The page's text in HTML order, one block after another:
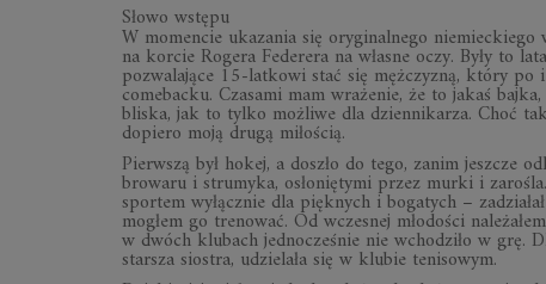
Słowo wstępu
W momencie ukazania się oryginalnego
na korcie Rogera Federera na własne oczy. Były to
pozwalające 15-latkowi stać się mężczyzną, który po
comebacku. Czasami mam wrażenie, że to jakaś
bliska, jak to tylko możliwe dla dziennikarza. Choć
dopiero moją drugą miłością.
Pierwszą był hokej, a doszło do tego, zanim
browaru i strumyka, osłoniętymi przez murki i
sportem wyłącznie dla pięknych i bogatych –
mogłem go trenować. Od wczesnej młodości
w dwóch klubach jednocześnie nie wchodziło w grę.
starsza siostra, udzielała się w klubie tenisowym.